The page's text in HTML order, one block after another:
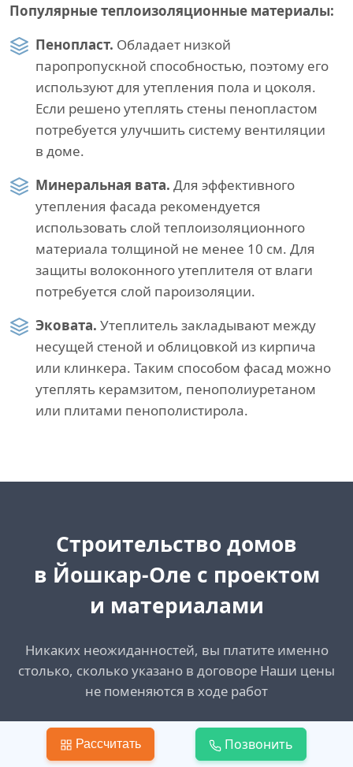
Популярные теплоизоляционные материалы:
Пенопласт. Обладает низкой
паропропускной способностью, поэтому его
используют для утепления пола и цоколя.
Если решено утеплять стены пенопластом
потребуется улучшить систему вентиляции
в доме.
Минеральная вата. Для эффективного
утепления фасада рекомендуется
использовать слой теплоизоляционного
материала толщиной не менее 10 см. Для
защиты волоконного утеплителя от влаги
потребуется слой пароизоляции.
Эковата. Утеплитель закладывают между
несущей стеной и облицовкой из кирпича
или клинкера. Таким способом фасад можно
утеплять керамзитом, пенополиуретаном
или плитами пенополистирола.
Cтроительство домов
в Йошкар-Оле с проектом
и материалами
Никаких неожиданностей, вы платите именно
столько, сколько указано в договоре Наши цены
не поменяются в ходе работ
Создать запрос
Рассчитать Позвонить